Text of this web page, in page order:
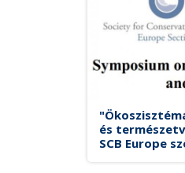
és
SCB Europe